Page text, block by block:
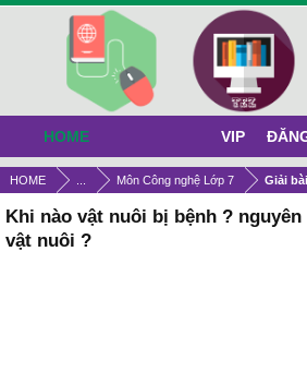
HOME Môn Công nghệ Lớp 7 Giải
Khi nào vật nuôi bị bệnh ?
vật nuôi ?
HOME VIP